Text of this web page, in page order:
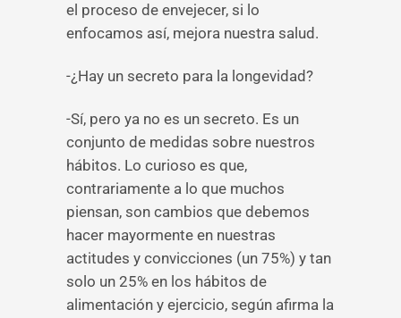
el proceso de envejecer, si lo
enfocamos así, mejora nuestra salud.
-¿Hay un secreto para la longevidad?
-Sí, pero ya no es un secreto. Es un
conjunto de medidas sobre nuestros
hábitos. Lo curioso es que,
contrariamente a lo que muchos
piensan, son cambios que debemos
hacer mayormente en nuestras
actitudes y convicciones (un 75%) y tan
solo un 25% en los hábitos de
alimentación y ejercicio, según afirma la